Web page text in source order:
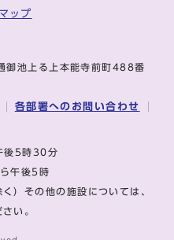
ップ
池上る上本能寺前町488番
各部署へのお問い合わせ
後5時30分
ら午後5時
）その他の施設については、
い。